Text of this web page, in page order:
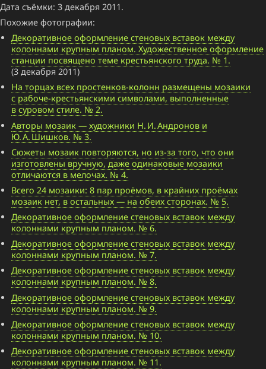
Дата съёмки: 3 декабря 2011.
Похожие фотографии:
Декоративное оформление стеновых вставок между
колоннами крупным планом. Художественное оформление
станции посвящено теме крестьянского труда. № 1.
(3 декабря 2011)
На торцах всех простенков-колонн размещены мозаики
с рабоче-крестьянскими символами, выполненные
в суровом стиле. № 2.
Авторы мозаик — художники Н. И. Андронов и
Ю. А. Шишков. № 3.
Сюжеты мозаик повторяются, но из-за того, что они
изготовлены вручную, даже одинаковые мозаики
отличаются в мелочах. № 4.
Всего 24 мозаики: 8 пар проёмов, в крайних проёмах
мозаик нет, в остальных — на обеих сторонах. № 5.
Декоративное оформление стеновых вставок между
колоннами крупным планом. № 6.
Декоративное оформление стеновых вставок между
колоннами крупным планом. № 7.
Декоративное оформление стеновых вставок между
колоннами крупным планом. № 8.
Декоративное оформление стеновых вставок между
колоннами крупным планом. № 9.
Декоративное оформление стеновых вставок между
колоннами крупным планом. № 10.
Декоративное оформление стеновых вставок между
колоннами крупным планом. № 11.